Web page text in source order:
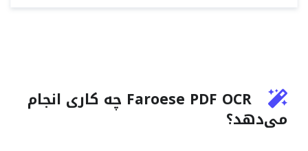
Faroese PDF OCR چه کاری انجام
می‌دهد؟